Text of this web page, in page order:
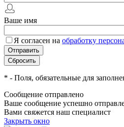
Ваше имя
Я согласен на обработку
* - Поля, обязательные для
Сообщение отправлено
Ваше сообщение успешно
Вами свяжется наш специалист
Закрыть окно